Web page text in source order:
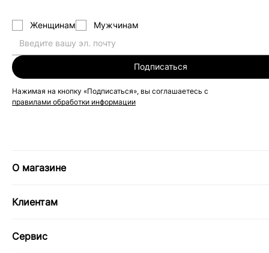
Женщинам Мужчинам
Подписаться
Нажимая на кнопку «Подписаться», вы соглашаетесь с
правилами обработки информации
О магазине
Клиентам
Сервис